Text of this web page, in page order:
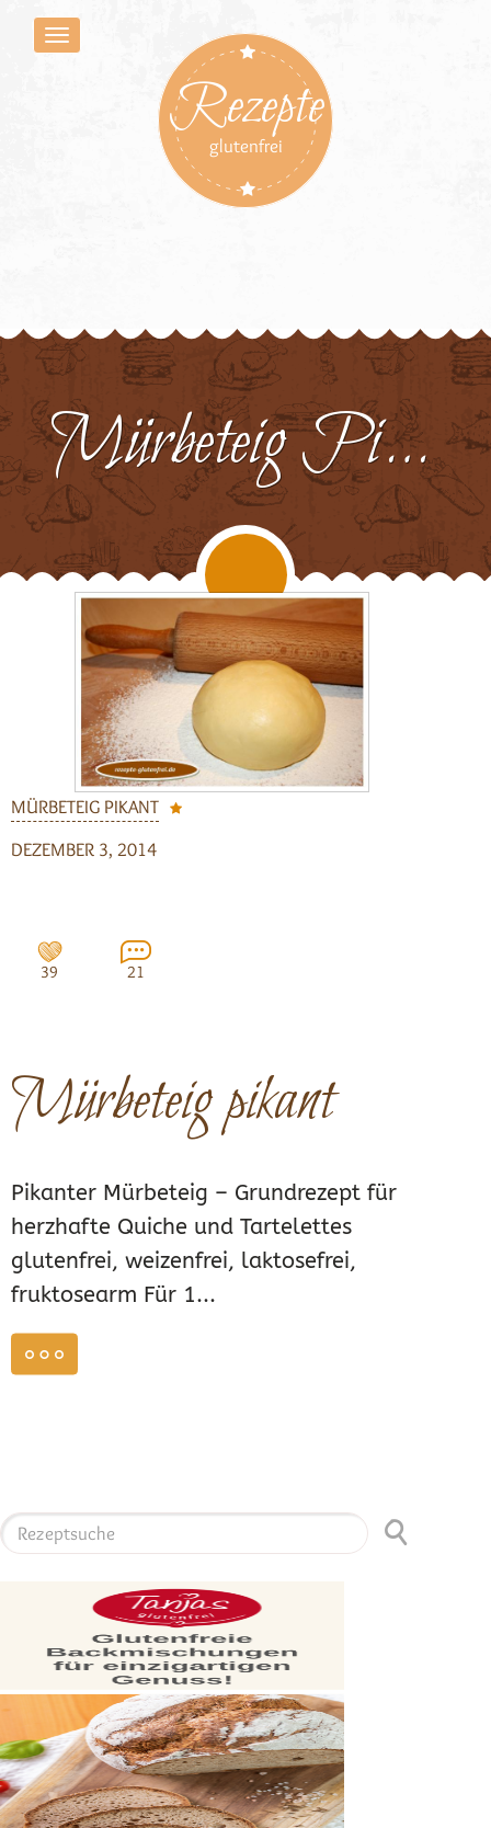
Rezepte
glutenfrei
Mürbeteig Pikant
MÜRBETEIG PIKANT
DEZEMBER 3, 2014
39 21
Mürbeteig pikant
Pikanter Mürbeteig – Grundrezept für
herzhafte Quiche und Tartelettes
glutenfrei, weizenfrei, laktosefrei,
fruktosearm Für 1...